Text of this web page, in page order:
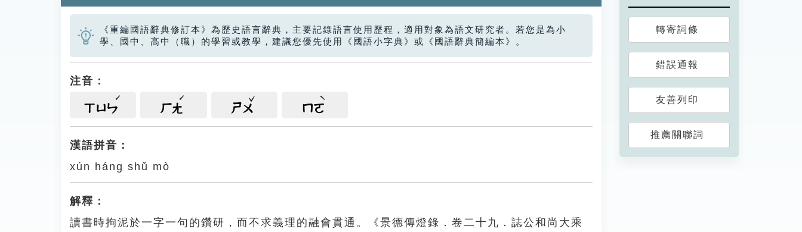
《重編國語辭典修訂本》為歷史語言辭典，主要記錄語言使用歷程，適用對象為語文研究者。若您是為小
學、國中、高中（職）的學習或教學，建議您優先使用《國語小字典》或《國語辭典簡編本》。
注音：
ㄒㄩㄣ ㄏㄤ ㄕㄨ ㄇㄛ
漢語拼音：
xún háng shǔ mò
解釋：
讀書時拘泥於一字一句的鑽研，而不求義理的融會貫通。《景德傳燈錄．卷二十九．誌公和尚大乘
轉寄詞條
錯誤通報
友善列印
推薦關聯詞